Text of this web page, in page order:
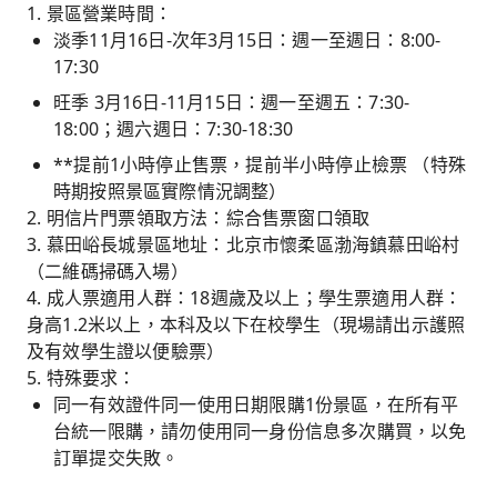
1. 景區營業時間：
淡季11月16日-次年3月15日：週一至週日：8:00-
17:30
旺季 3月16日-11月15日：週一至週五：7:30-
18:00；週六週日：7:30-18:30
**提前1小時停止售票，提前半小時停止檢票 （特殊
時期按照景區實際情況調整）
2. 明信片門票領取方法：綜合售票窗口領取
3. 慕田峪長城景區地址：北京市懷柔區渤海鎮慕田峪村
（二維碼掃碼入場）
4. 成人票適用人群：18週歲及以上；學生票適用人群：
身高1.2米以上，本科及以下在校學生（現場請出示護照
及有效學生證以便驗票）
5. 特殊要求：
同一有效證件同一使用日期限購1份景區，在所有平
台統一限購，請勿使用同一身份信息多次購買，以免
訂單提交失敗。